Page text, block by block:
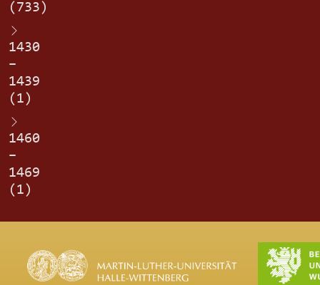
(733)
1430
–
1439
(1)
1460
–
1469
(1)